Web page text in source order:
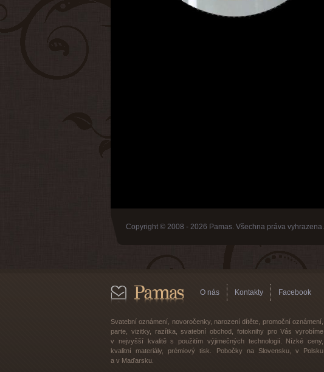
Copyright © 2008 - 2026 Pamas. Všechna práva vyhrazena.
O nás Kontakty Facebook
Svatební oznámení, novoročenky, narození dítěte, promoční oznámení,
parte, vizitky, razítka, svatební obchod, fotoknihy pro Vás vyrobíme
v nejvyšší kvalitě s použitím výjimečných technologií. Nízké ceny,
kvalitní materiály, prémiový tisk. Pobočky na Slovensku, v Polsku
a v Maďarsku.